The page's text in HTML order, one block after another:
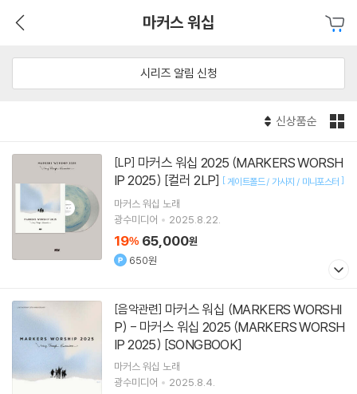
마커스 워십
시리즈 알림 신청
신상품순
[LP]
IP 2025) [컬러 2LP] [게이트폴드 / 가사지 / 미니포스터 ]
마커스 워십 노래
광수미디어
2025.8.22.
19% 65,000원
650원
[음악관련]
P) - 마커스 워십 2025 (MARKERS WORSH
IP 2025) [SONGBOOK]
마커스 워십 노래
광수미디어
2025.8.4.